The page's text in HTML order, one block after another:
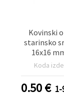
Kovinski
starinsko
16x16
kosov –
Koda
0.50€